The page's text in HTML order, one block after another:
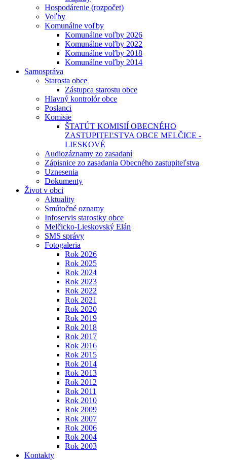
Hospodárenie (rozpočet)
Voľby
Komunálne voľby
Komunálne voľby 2026
Komunálne voľby 2022
Komunálne voľby 2018
Komunálne voľby 2014
Samospráva
Starosta obce
Zástupca starostu obce
Hlavný kontrolór obce
Poslanci
Komisie
ŠTATÚT KOMISIÍ OBECNÉHO
ZASTUPITEĽSTVA OBCE MELČICE -
LIESKOVÉ
Audiozáznamy zo zasadaní
Zápisnice zo zasadania Obecného zastupiteľstva
Uznesenia
Dokumenty
Život v obci
Aktuality
Smútočné oznamy
Infoservis starostky obce
Melčicko-Lieskovský Elán
SMS správy
Fotogaleria
Rok 2026
Rok 2025
Rok 2024
Rok 2023
Rok 2022
Rok 2021
Rok 2020
Rok 2019
Rok 2018
Rok 2017
Rok 2016
Rok 2015
Rok 2014
Rok 2013
Rok 2012
Rok 2011
Rok 2010
Rok 2009
Rok 2007
Rok 2006
Rok 2004
Rok 2003
Kontakty